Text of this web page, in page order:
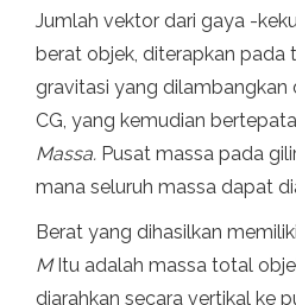
Jumlah vektor dari gaya -
berat objek, diterapkan pada
gravitasi yang dilambangkan
CG, yang kemudian
Massa. Pusat massa pada
mana seluruh massa dapat
Berat yang dihasilkan
MItu adalah massa total
diarahkan secara vertikal ke